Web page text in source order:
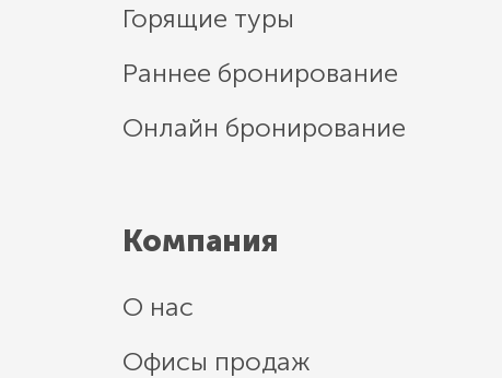
Горящие туры
Раннее бронирование
Онлайн бронирование
Компания
О нас
Офисы продаж